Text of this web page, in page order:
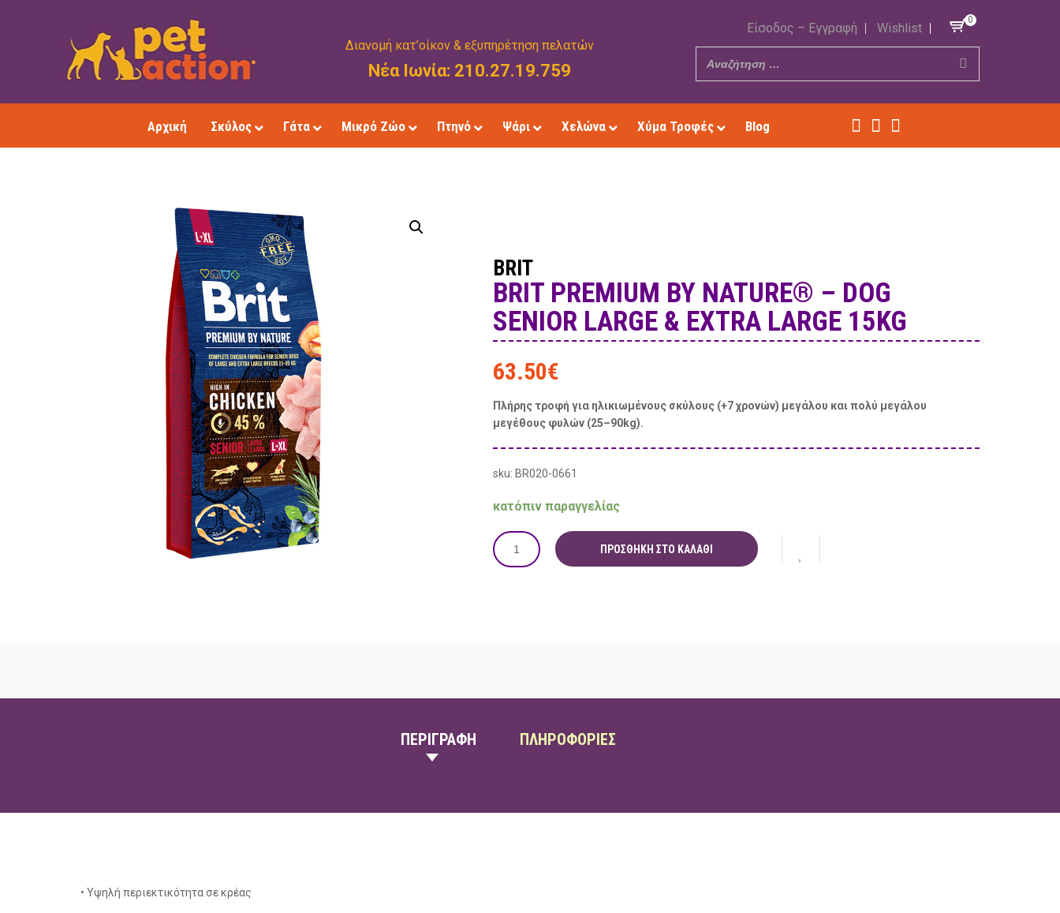
Διανομή κατ’οίκον & εξυπηρέτηση πελατών
Νέα Ιωνία: 210.27.19.759
Είσοδος – Εγγραφή Wishlist
0
Αρχική Σκύλος Γάτα Μικρό Ζώο Πτηνό Ψάρι Χελώνα Χύμα Τροφές Blog
BRIT
BRIT PREMIUM BY NATURE® – DOG
SENIOR LARGE & EXTRA LARGE 15KG
63.50€
Πλήρης τροφή για ηλικιωμένους σκύλους (+7 χρονών) μεγάλου και πολύ μεγάλου
μεγέθους φυλών (25–90kg).
sku: BR020-0661
κατόπιν παραγγελίας
ΠΡΟΣΘΉΚΗ ΣΤΟ ΚΑΛΆΘΙ
ΠΕΡΙΓΡΑΦΗ ΠΛΗΡΟΦΟΡΙΕΣ
• Υψηλή περιεκτικότητα σε κρέας